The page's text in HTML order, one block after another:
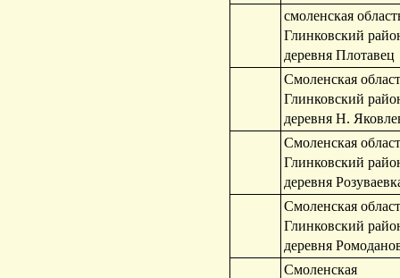
смоленская
Глинковский
деревня Плотавец
Смоленская
Глинковский
деревня Н.
Смоленская
Глинковский
деревня
Смоленская
Глинковский
деревня
Смоленская